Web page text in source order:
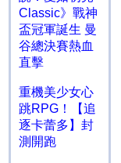
Classic》戰神
盃冠軍誕生 曼
谷總決賽熱血
直擊
重機美少女心
跳RPG！【追
逐卡蕾多】封
測開跑